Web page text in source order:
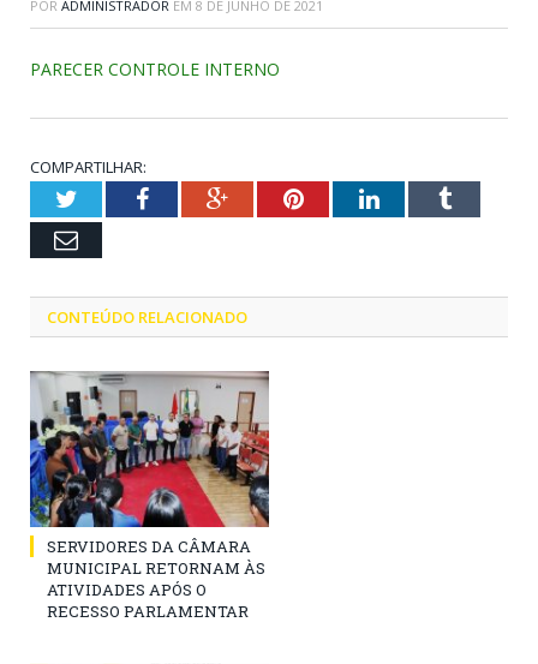
POR ADMINISTRADOR EM 8 DE JUNHO DE 2021
PARECER CONTROLE INTERNO
COMPARTILHAR:
TwitterFacebookGoogle+PinterestLinkedInTumblr
Email
CONTEÚDO RELACIONADO
SERVIDORES DA CÂMARA
MUNICIPAL RETORNAM ÀS
ATIVIDADES APÓS O
RECESSO PARLAMENTAR